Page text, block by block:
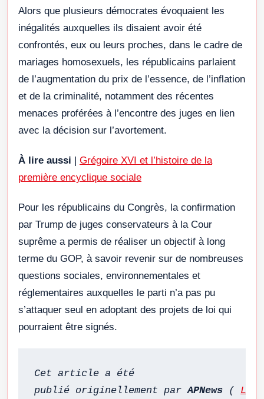
Alors que plusieurs démocrates évoquaient les
inégalités auxquelles ils disaient avoir été
confrontés, eux ou leurs proches, dans le cadre de
mariages homosexuels, les républicains parlaient
de l’augmentation du prix de l’essence, de l’inflation
et de la criminalité, notamment des récentes
menaces proférées à l’encontre des juges en lien
avec la décision sur l’avortement.
À lire aussi
Grégoire XVI et l’histoire de la
première encyclique sociale
Pour les républicains du Congrès, la confirmation
par Trump de juges conservateurs à la Cour
suprême a permis de réaliser un objectif à long
terme du GOP, à savoir revenir sur de nombreuses
questions sociales, environnementales et
réglementaires auxquelles le parti n’a pas pu
s’attaquer seul en adoptant des projets de loi qui
pourraient être signés.
Cet article a été
publié originellement par APNews ( Lien